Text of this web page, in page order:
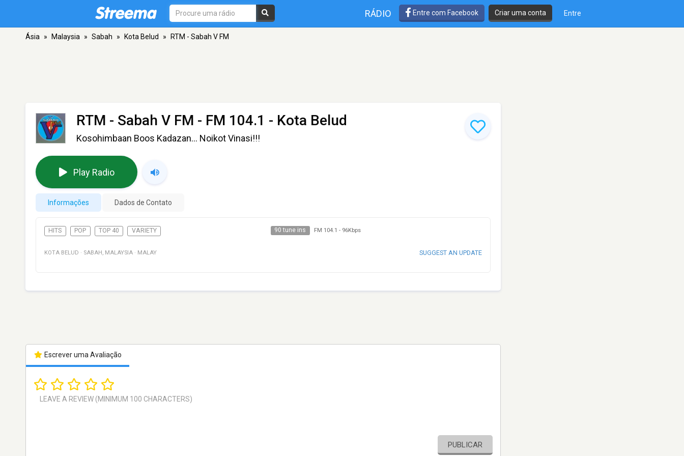
RÁDIO Entre com Facebook Criar uma conta Entre
Ásia » Malaysia » Sabah » Kota Belud » RTM - Sabah V FM
RTM - Sabah V FM - FM 104.1 - Kota Belud
Kosohimbaan Boos Kadazan... Noikot Vinasi!!!
Play Radio
Informações Dados de Contato
HITS POP TOP 40 VARIETY 90 tune ins FM 104.1 - 96Kbps
KOTA BELUD · SABAH , MALAYSIA · MALAY SUGGEST AN UPDATE
Escrever uma Avaliação
PUBLICAR